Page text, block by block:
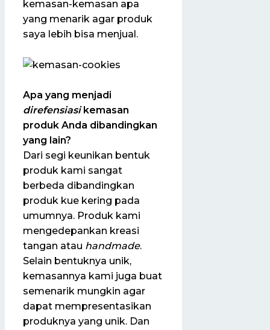
kemasan-kemasan apa
yang menarik agar produk
saya lebih bisa menjual.
Apa yang menjadi
direfensiasikemasan
produk Anda dibandingkan
yang lain?
Dari segi keunikan bentuk
produk kami sangat
berbeda dibandingkan
produk kue kering pada
umumnya. Produk kami
mengedepankan kreasi
tangan atau handmade.
Selain bentuknya unik,
kemasannya kami juga buat
semenarik mungkin agar
dapat mempresentasikan
produknya yang unik. Dan